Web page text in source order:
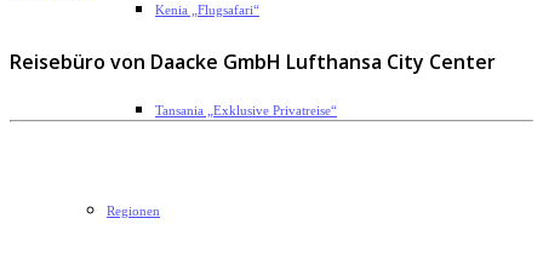
Kenia „Flugsafari“
Tansania „Exklusive Privatreise“
Regionen
Reisebüro von Daacke GmbH Lufthansa City Center